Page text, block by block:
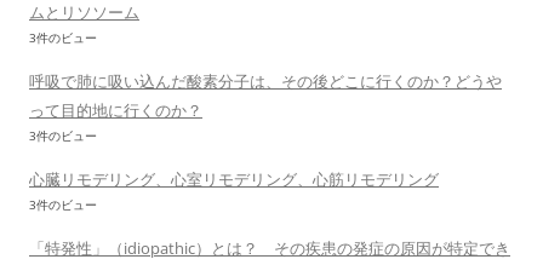
ムとリソソーム
3件のビュー
呼吸で肺に吸い込んだ酸素分子は、その後どこに行くのか？どうや
って目的地に行くのか？
3件のビュー
心臓リモデリング、心室リモデリング、心筋リモデリング
3件のビュー
「特発性」（idiopathic）とは？ その疾患の発症の原因が特定でき